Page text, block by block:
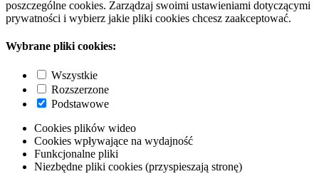
poszczególne cookies. Zarządzaj swoimi ustawieniami dotyczącymi
prywatności i wybierz jakie pliki cookies chcesz zaakceptować.
Wybrane pliki cookies:
Wszystkie
Rozszerzone
Podstawowe
Cookies plików wideo
Cookies wpływające na wydajność
Funkcjonalne pliki
Niezbędne pliki cookies (przyspieszają stronę)